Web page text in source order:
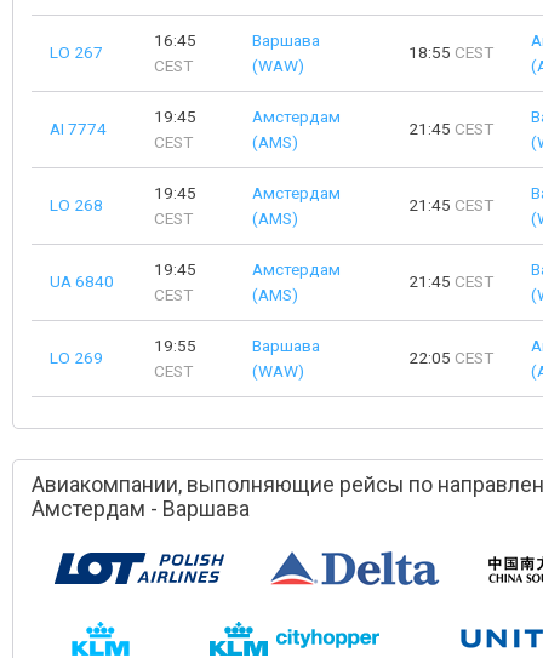
LO 267
16:45
CEST
Варшава
(WAW)
18:55 CEST
AI 7774
19:45
CEST
Амстердам
(AMS)
21:45 CEST
LO 268
19:45
CEST
Амстердам
(AMS)
21:45 CEST
UA 6840
19:45
CEST
Амстердам
(AMS)
21:45 CEST
LO 269
19:55
CEST
Варшава
(WAW)
22:05 CEST
Авиакомпании, выполняющие рейсы по
Амстердам - Варшава